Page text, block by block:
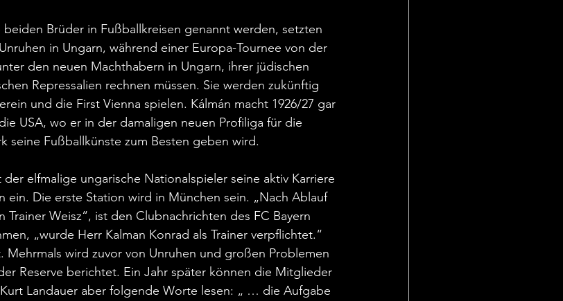
Brüder in Fußballkreisen genannt werden, setzten
in Ungarn, während einer Europa-Tournee von der
den neuen Machthabern in Ungarn, ihrer jüdischen
Repressalien rechnen müssen. Sie werden zukünftig
und die First Vienna spielen. Kálmán macht 1926/27 gar
USA, wo er in der damaligen neuen Profiliga für die
seine Fußballkünste zum Besten geben wird.
elfmalige ungarische Nationalspieler seine aktiv Karriere
ein. Die erste Station wird in München sein. „Nach Ablauf
Trainer Weisz“, ist den Clubnachrichten des FC Bayern
„wurde Herr Kalman Konrad als Trainer verpflichtet.“
Mehrmals wird zuvor von Unruhen und großen Problemen
Reserve berichtet. Ein Jahr später können die Mitglieder
Landauer aber folgende Worte lesen: „ … die Aufgabe